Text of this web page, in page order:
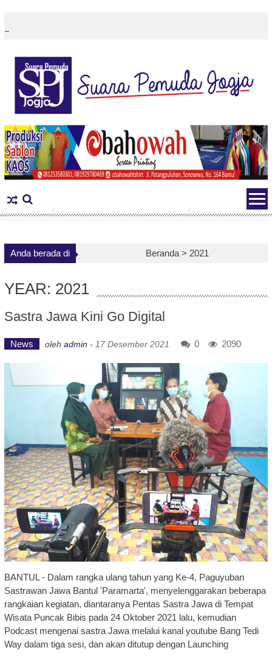
content
Anda berada di Beranda > 2021
YEAR: 2021
Sastra Jawa Kini Go Digital
News oleh admin - 17 Desember 2021 0 2090
BANTUL - Dalam rangka ulang tahun yang Ke-4, Paguyuban
Sastrawan Jawa Bantul 'Paramarta', menyelenggarakan beberapa
rangkaian kegiatan, diantaranya Pentas Sastra Jawa di Tempat
Wisata Puncak Bibis pada 24 Oktober 2021 lalu, kemudian
Podcast mengenai sastra Jawa melalui kanal youtube Bang Tedi
Way dalam tiga sesi, dan akan ditutup dengan Launching